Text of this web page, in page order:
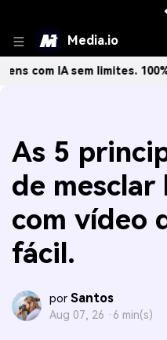
Media.io
IA sem limites. 100% grátis!
As 5
de mesclar
com vídeo
fácil.
por Santos
Aug 07, 26 · 6 min(s)